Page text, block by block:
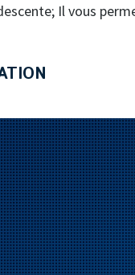
Il vous